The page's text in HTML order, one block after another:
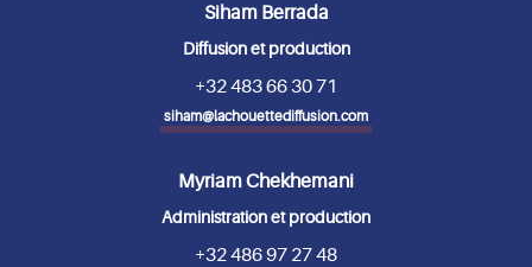
Siham Berrada
Diffusion et production
+32 483 66 30 71
siham@lachouettediffusion.com
Myriam Chekhemani
Administration et production
+32 486 97 27 48